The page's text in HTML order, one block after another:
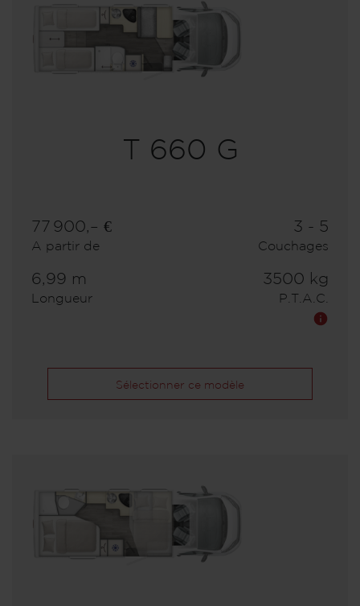
T 660 G
77 900,– €
A partir de
3 - 5
Couchages
6,99 m
Longueur
3500 kg
P.T.A.C.
Sélectionner ce modèle